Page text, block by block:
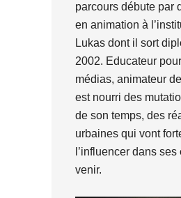
parcours débute par
en animation à
Lukas dont il sort
2002. Educateur
médias, animateur
est nourri des
de son temps, des
urbaines qui vont
l’influencer dans
venir.